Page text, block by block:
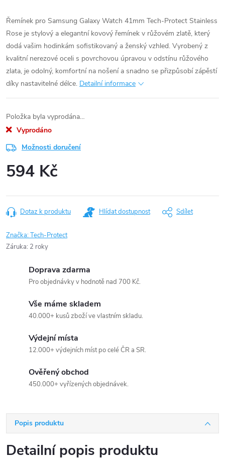
Řemínek pro Samsung Galaxy Watch 41mm Tech-Protect Stainless
Rose je stylový a elegantní kovový řemínek v růžovém zlatě, který
dodá vašim hodinkám sofistikovaný a ženský vzhled. Vyrobený z
kvalitní nerezové oceli s povrchovou úpravou v odstínu růžového
zlata, je odolný, komfortní na nošení a snadno se přizpůsobí zápěstí
díky nastavitelné délce. Detailní informace
Položka byla vyprodána…
Vyprodáno
Možnosti doručení
594 Kč
cena:
Dotaz k produktu Hlídat dostupnost Sdílet
Značka:Tech-Protect
Záruka: 2 roky
Doprava zdarma
Pro objednávky v hodnotě nad 700 Kč.
Vše máme skladem
40.000+ kusů zboží ve vlastním skladu.
Výdejní místa
12.000+ výdejních míst po celé ČR a SR.
Ověřený obchod
450.000+ vyřízených objednávek.
Popis produktu
Detailní popis produktu